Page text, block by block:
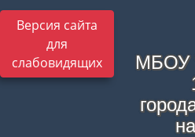
Версия сайта
для
слабовидящих
МБОУ